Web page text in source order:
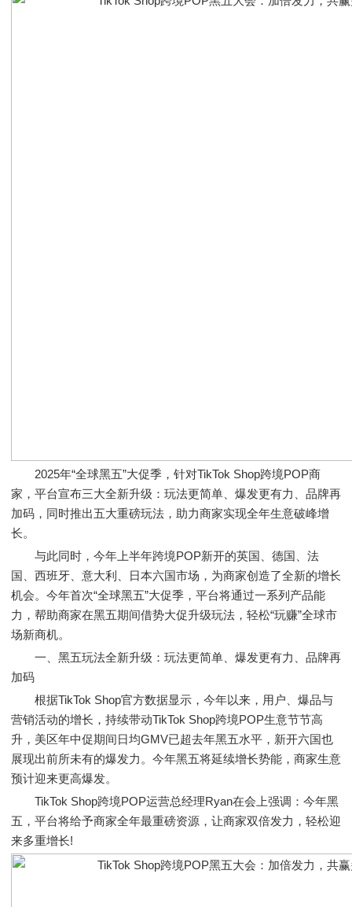
2025年“全球黑五”大促季，针对TikTok Shop跨境POP商
家，平台宣布三大全新升级：玩法更简单、爆发更有力、品牌再
加码，同时推出五大重磅玩法，助力商家实现全年生意破峰增
长。
与此同时，今年上半年跨境POP新开的英国、德国、法
国、西班牙、意大利、日本六国市场，为商家创造了全新的增长
机会。今年首次“全球黑五”大促季，平台将通过一系列产品能
力，帮助商家在黑五期间借势大促升级玩法，轻松“玩赚”全球市
场新商机。
一、黑五玩法全新升级：玩法更简单、爆发更有力、品牌再
加码
根据TikTok Shop官方数据显示，今年以来，用户、爆品与
营销活动的增长，持续带动TikTok Shop跨境POP生意节节高
升，美区年中促期间日均GMV已超去年黑五水平，新开六国也
展现出前所未有的爆发力。今年黑五将延续增长势能，商家生意
预计迎来更高爆发。
TikTok Shop跨境POP运营总经理Ryan在会上强调：今年黑
五，平台将给予商家全年最重磅资源，让商家双倍发力，轻松迎
来多重增长!